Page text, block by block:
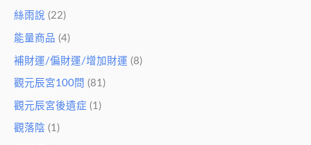
絲雨說 (22)
能量商品 (4)
補財運/偏財運/增加財運 (8)
觀元辰宮100問 (81)
觀元辰宮後遺症 (1)
觀落陰 (1)